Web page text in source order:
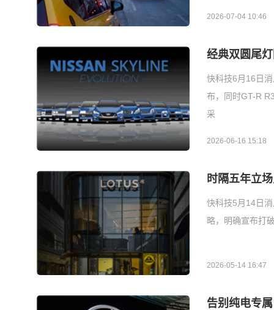
2026-07-04 10:46
经典双圆尾
快科技6月16日
布，同时GT-R
采
2026-06-16 15:18
时隔五年立
快科技5月14日
略，明确宣布打
2026-05-14 16:47
告别纯电专